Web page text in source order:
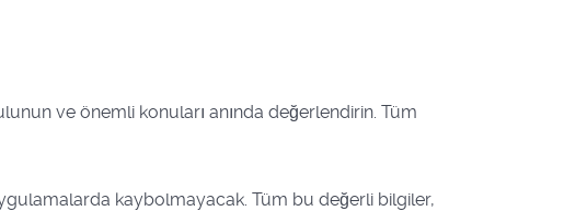
ve önemli konuları anında değerlendirin. Tüm
kaybolmayacak. Tüm bu değerli bilgiler,